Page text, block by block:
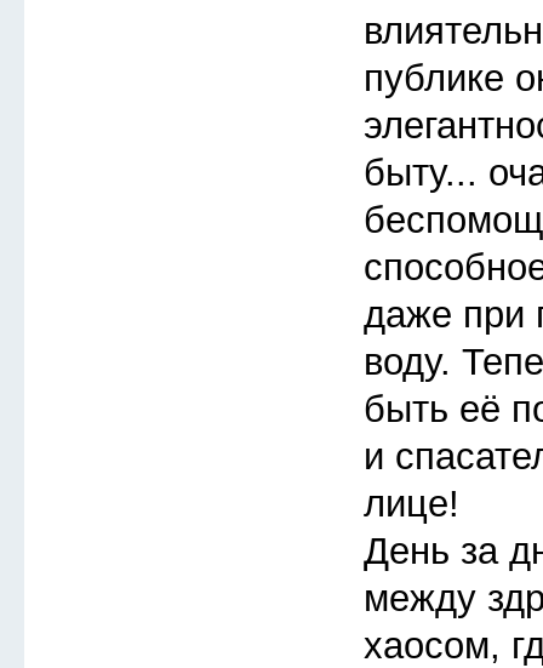
публике
быту...
даже при
воду.
быть её
и
лице!
День за
между
хаосом,